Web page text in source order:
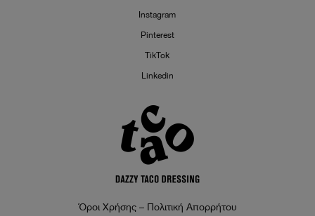
Instagram
Pinterest
TikTok
Linkedin
Όροι Χρήσης – Πολιτική Απορρήτου